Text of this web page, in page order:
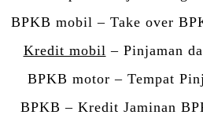
BPKB mobil – Take over
Kredit mobil – Pinjaman
BPKB motor – Tempat
BPKB – Kredit Jaminan